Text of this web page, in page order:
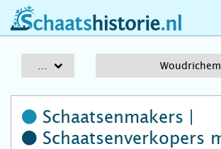
schaatshistorie.nl
Woudrichem
Schaatsenmakers |
Schaatsenverkopers